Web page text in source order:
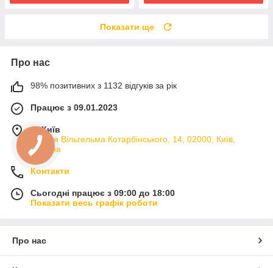
Показати ще
Про нас
98% позитивних з 1132 відгуків за рік
Працює з 09.01.2023
м. Київ
вулиця Вільгельма Котарбінського, 14, 02000, Київ,
Україна
Контакти
Сьогодні працює з 09:00 до 18:00
Показати весь графік роботи
Про нас